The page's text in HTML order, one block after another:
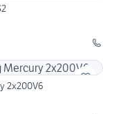
2x200V6